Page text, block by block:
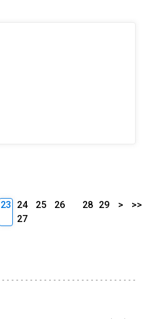
23 24 25
26
27
28 29 > >>